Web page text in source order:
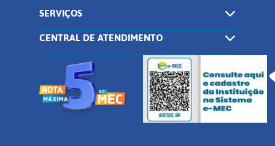
SERVIÇOS
CENTRAL DE ATENDIMENTO